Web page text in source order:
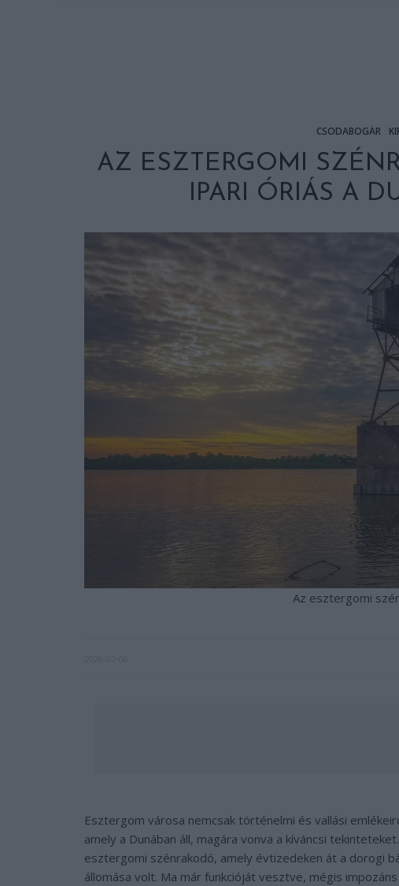
CSODABOGÁR
AZ ESZTERGOMI
IPARI ÓRIÁS A
Az esztergomi
Esztergom városa nemcsak történelmi és vallási
amely a Dunában áll, magára vonva a kíváncsi
esztergomi szénrakodó, amely évtizedeken át a dorogi
állomása volt. Ma már funkcióját vesztve, mégis